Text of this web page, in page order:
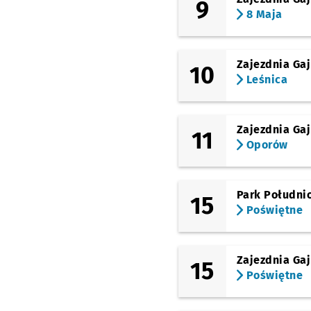
9
8 Maja
10
Zajezdnia Gaj
Leśnica
11
Zajezdnia Gaj
Oporów
15
Park
Poświętne
15
Zajezdnia Gaj
Poświętne